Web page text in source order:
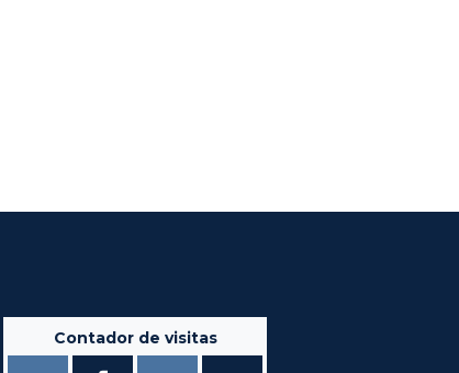
Contador de visitas